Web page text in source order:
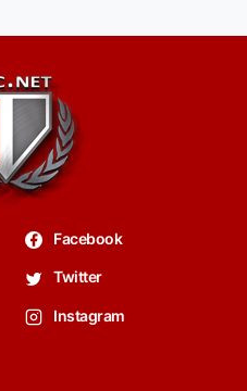
Facebook
Twitter
Instagram